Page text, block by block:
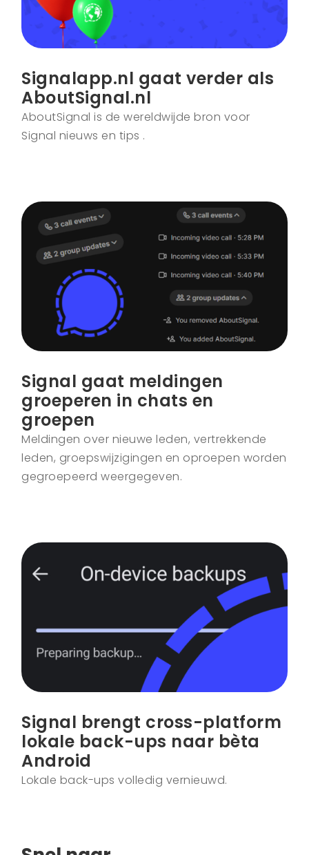
Signalapp.nl gaat verder als
AboutSignal.nl
AboutSignal is de wereldwijde bron voor
Signal nieuws en tips .
Signal gaat meldingen
groeperen in chats en
groepen
Meldingen over nieuwe leden, vertrekkende
leden, groepswijzigingen en oproepen worden
gegroepeerd weergegeven.
Signal brengt cross-platform
lokale back-ups naar bèta
Android
Lokale back-ups volledig vernieuwd.